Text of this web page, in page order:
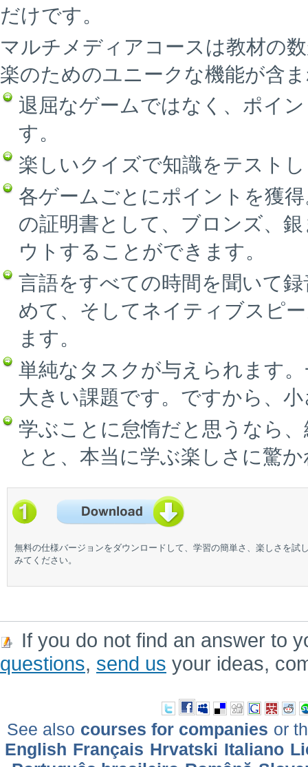
だけです。
マルチメディアコースは教材の
楽のためのユニークな機能が含
退屈なゲームではなく、ポイ
す。
楽しいクイズで知識をテスト
各ゲームごとにポイントを獲
の証明書として、ブロンズ、
ウトすることができます。
言語をすべての時間を聞いて
めて、そしてネイティブスピ
ます。
単純なタスクが与えられます
大きい課題です。ですから、
学ぶことに怠惰だと思うなら
とと、本当に学ぶ楽しさに驚
無料の仕様バージョンをダウンロードして、学習の簡単さ、楽しさを試
みてください。
If you do not find an answer to
questions, send us your ideas,
See also courses for companies or
English Français Hrvatski Italiano